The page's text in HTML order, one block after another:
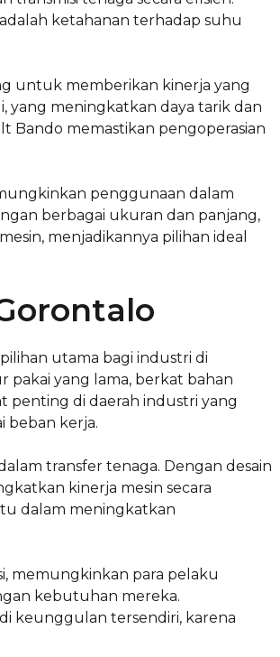
ketahanan terhadap suhu
untuk memberikan kinerja yang
yang meningkatkan daya tarik dan
Bando memastikan pengoperasian
penggunaan dalam
berbagai ukuran dan panjang,
menjadikannya pilihan ideal
utama bagi industri di
pakai yang lama, berkat bahan
penting di daerah industri yang
beban kerja.
transfer tenaga. Dengan desain
kinerja mesin secara
dalam meningkatkan
memungkinkan para pelaku
kebutuhan mereka.
keunggulan tersendiri, karena